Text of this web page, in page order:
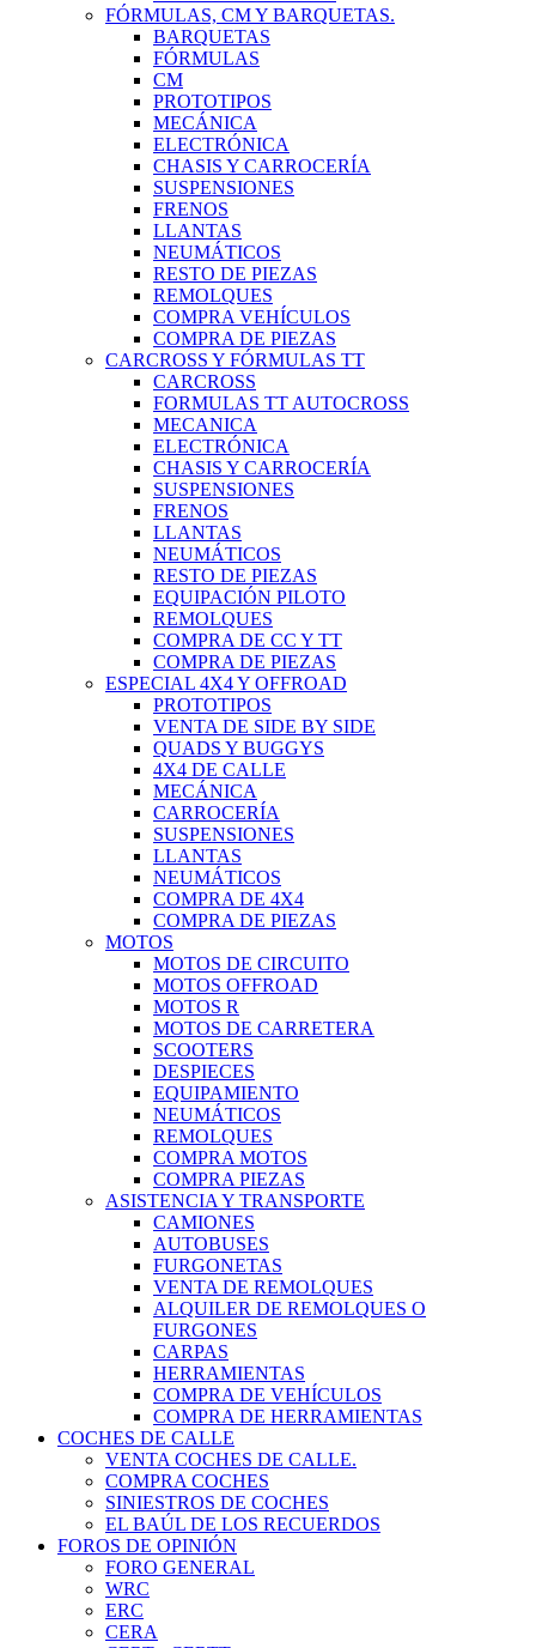
FÓRMULAS, CM Y BARQUETAS.
BARQUETAS
FÓRMULAS
CM
PROTOTIPOS
MECÁNICA
ELECTRÓNICA
CHASIS Y CARROCERÍA
SUSPENSIONES
FRENOS
LLANTAS
NEUMÁTICOS
RESTO DE PIEZAS
REMOLQUES
COMPRA VEHÍCULOS
COMPRA DE PIEZAS
CARCROSS Y FÓRMULAS TT
CARCROSS
FORMULAS TT AUTOCROSS
MECANICA
ELECTRÓNICA
CHASIS Y CARROCERÍA
SUSPENSIONES
FRENOS
LLANTAS
NEUMÁTICOS
RESTO DE PIEZAS
EQUIPACIÓN PILOTO
REMOLQUES
COMPRA DE CC Y TT
COMPRA DE PIEZAS
ESPECIAL 4X4 Y OFFROAD
PROTOTIPOS
VENTA DE SIDE BY SIDE
QUADS Y BUGGYS
4X4 DE CALLE
MECÁNICA
CARROCERÍA
SUSPENSIONES
LLANTAS
NEUMÁTICOS
COMPRA DE 4X4
COMPRA DE PIEZAS
MOTOS
MOTOS DE CIRCUITO
MOTOS OFFROAD
MOTOS R
MOTOS DE CARRETERA
SCOOTERS
DESPIECES
EQUIPAMIENTO
NEUMÁTICOS
REMOLQUES
COMPRA MOTOS
COMPRA PIEZAS
ASISTENCIA Y TRANSPORTE
CAMIONES
AUTOBUSES
FURGONETAS
VENTA DE REMOLQUES
ALQUILER DE REMOLQUES O
FURGONES
CARPAS
HERRAMIENTAS
COMPRA DE VEHÍCULOS
COMPRA DE HERRAMIENTAS
COCHES DE CALLE
VENTA COCHES DE CALLE.
COMPRA COCHES
SINIESTROS DE COCHES
EL BAÚL DE LOS RECUERDOS
FOROS DE OPINIÓN
FORO GENERAL
WRC
ERC
CERA